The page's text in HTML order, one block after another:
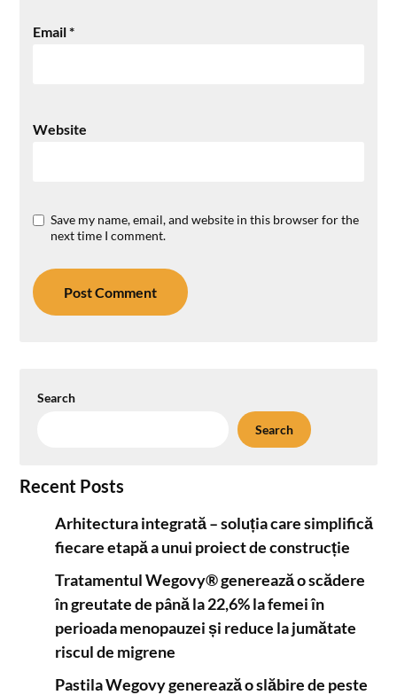
Email*
Website
Save my name, email, and website in this browser for the
next time I comment.
Search
Search
Recent Posts
Arhitectura integrată – soluția care simplifică
fiecare etapă a unui proiect de construcție
Tratamentul Wegovy® generează o scădere
în greutate de până la 22,6% la femei în
perioada menopauzei și reduce la jumătate
riscul de migrene
Pastila Wegovy generează o slăbire de peste